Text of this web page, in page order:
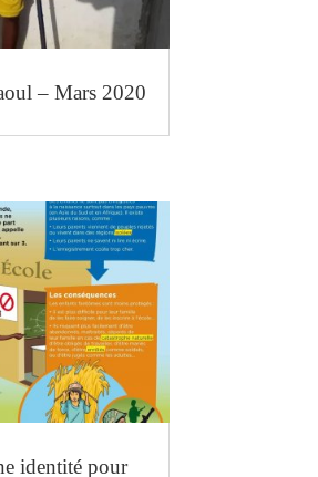
– Mars 2020
identité pour